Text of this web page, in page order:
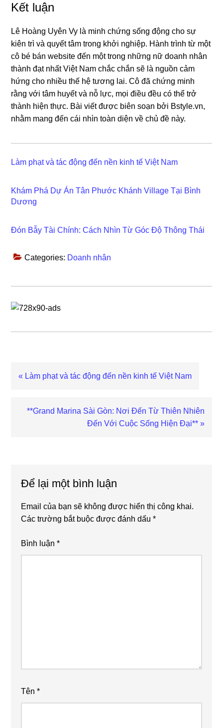
Kết luận
Lê Hoàng Uyên Vy là minh chứng sống động cho sự
kiên trì và quyết tâm trong khởi nghiệp. Hành trình từ một
cô bé bán website đến một trong những nữ doanh nhân
thành đạt nhất Việt Nam chắc chắn sẽ là nguồn cảm
hứng cho nhiều thế hệ tương lai. Cô đã chứng minh
rằng với tâm huyết và nỗ lực, mọi điều đều có thể trở
thành hiện thực. Bài viết được biên soạn bởi Bstyle.vn,
nhằm mang đến cái nhìn toàn diện về chủ đề này.
Làm phạt và tác động đến nền kinh tế Việt Nam
Khám Phá Dự Án Tân Phước Khánh Village Tại Bình
Dương
Đón Bẫy Tài Chính: Cách Nhìn Từ Góc Độ Thông Thái
Categories: Doanh nhân
Previous
« Làm phạt và tác động đến nền kinh tế Việt Nam
Next
**Grand Marina Sài Gòn: Nơi Đến Từ Thiên Nhiên
Đến Với Cuộc Sống Hiện Đại** »
Để lại một bình luận
Email của bạn sẽ không được hiển thị công khai.
Các trường bắt buộc được đánh dấu*
Bình luận*
Tên*